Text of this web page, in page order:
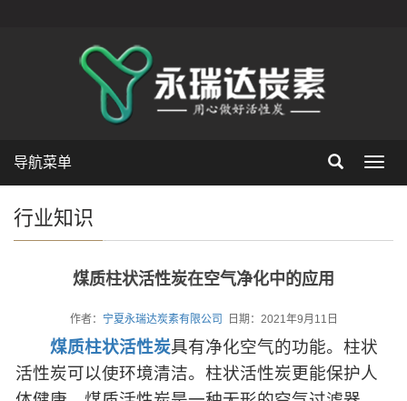
导航菜单
行业知识
煤质柱状活性炭在空气净化中的应用
作者： 宁夏永瑞达炭素有限公司 日期：2021年9月11日
煤质柱状活性炭具有净化空气的功能。柱状
活性炭可以使环境清洁。柱状活性炭更能保护人